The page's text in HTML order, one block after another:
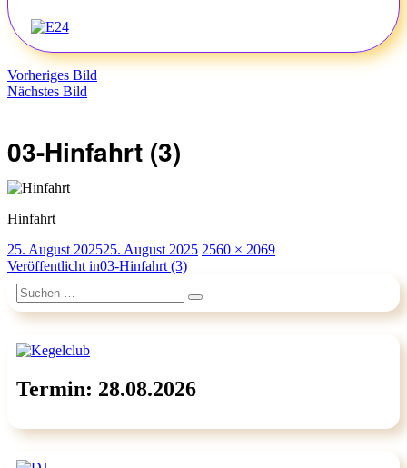
Vorheriges Bild
Nächstes Bild
03-Hinfahrt (3)
Hinfahrt
Veröffentlicht
am
25. August 202525. August 2025 Originalgröße
2560 × 2069
Beitragsnavigation
Veröffentlicht in03-Hinfahrt (3)
Suchen
nach:
Suchen
Termin: 28.08.2026